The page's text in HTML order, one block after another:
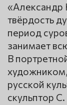
«Александр
твёрдость
период
занимает
В
русской
скульптор